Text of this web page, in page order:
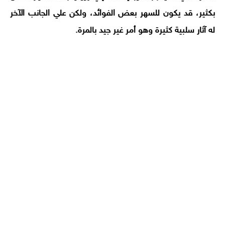
بكثير، قد يكون للسهر بعض الفوائد، ولكن علي الجانب الآخر
له آثار سلبية كثيرة وهو أمر غير جيد بالمرة.